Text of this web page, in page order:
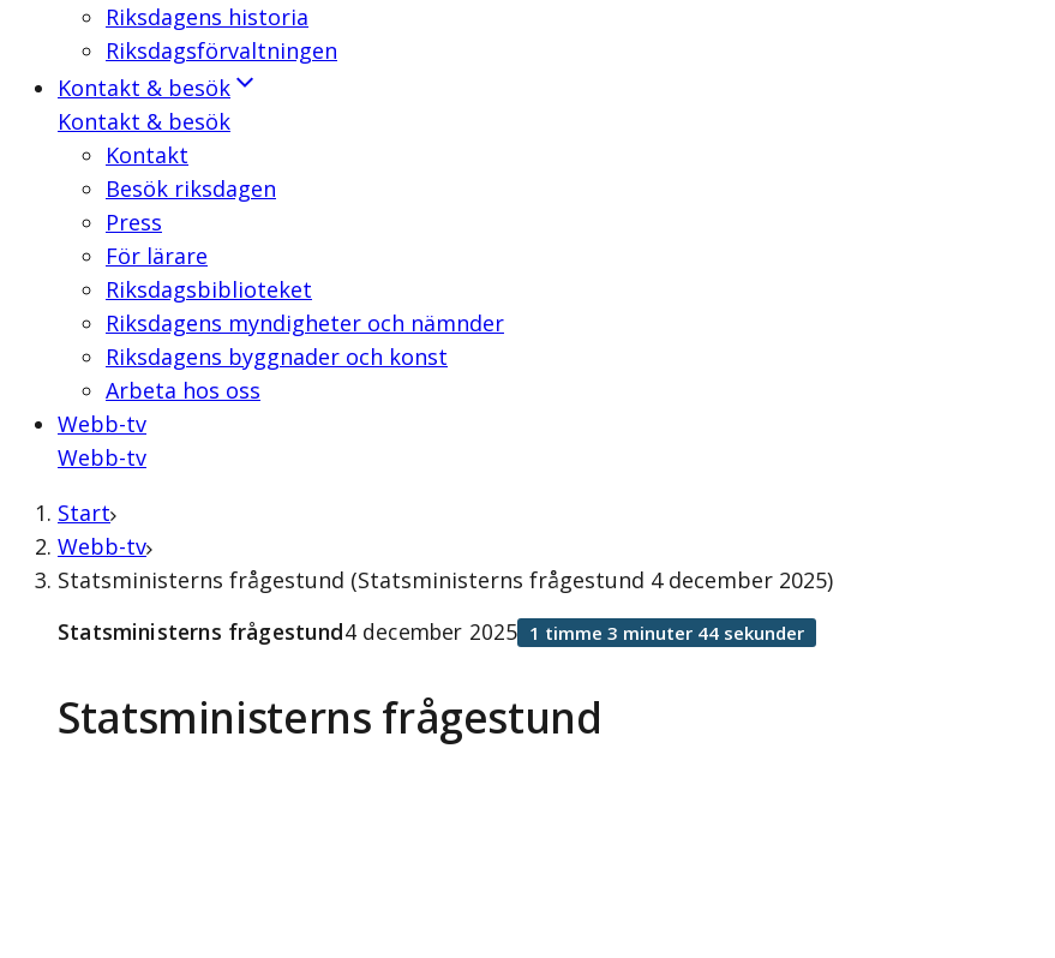
Riksdagens historia
Riksdagsförvaltningen
Kontakt & besök
Kontakt & besök
Kontakt
Besök riksdagen
Press
För lärare
Riksdagsbiblioteket
Riksdagens myndigheter och nämnder
Riksdagens byggnader och konst
Arbeta hos oss
Webb-tv
Webb-tv
Start
Webb-tv
Statsministerns frågestund (Statsministerns frågestund 4 december 2025)
Statsministerns frågestund
Statsministerns frågestund4 december 2025 1 timme 3 minuter 44 sekunder